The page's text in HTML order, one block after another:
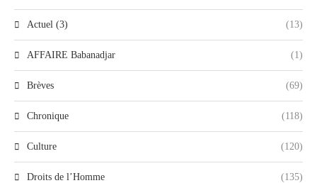
Actuel (3) (13)
AFFAIRE Babanadjar (1)
Brèves (69)
Chronique (118)
Culture (120)
Droits de l’Homme (135)